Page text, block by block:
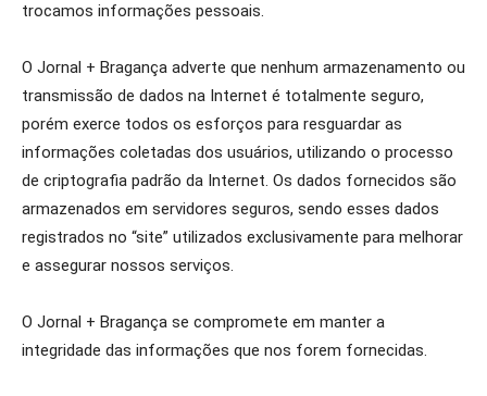
trocamos informações pessoais.
O Jornal + Bragança adverte que nenhum armazenamento ou
transmissão de dados na Internet é totalmente seguro,
porém exerce todos os esforços para resguardar as
informações coletadas dos usuários, utilizando o processo
de criptografia padrão da Internet. Os dados fornecidos são
armazenados em servidores seguros, sendo esses dados
registrados no “site” utilizados exclusivamente para melhorar
e assegurar nossos serviços.
O Jornal + Bragança se compromete em manter a
integridade das informações que nos forem fornecidas.